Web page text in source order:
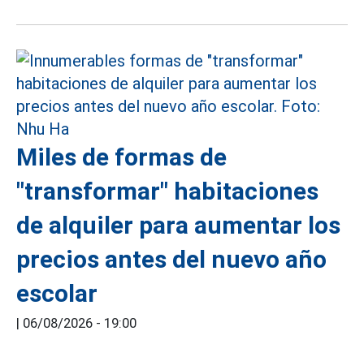
Miles de formas de
"transformar" habitaciones
de alquiler para aumentar los
precios antes del nuevo año
escolar
| 06/08/2026 - 19:00